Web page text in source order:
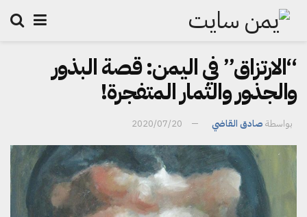
“الارتزاق” في اليمن: قصة البذور
والجذور والثمار المتفجرة!
بواسطة صادق القاضي 2020/07/20